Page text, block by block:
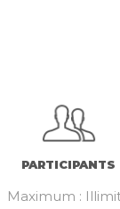
PARTICIPANTS
Maximum :